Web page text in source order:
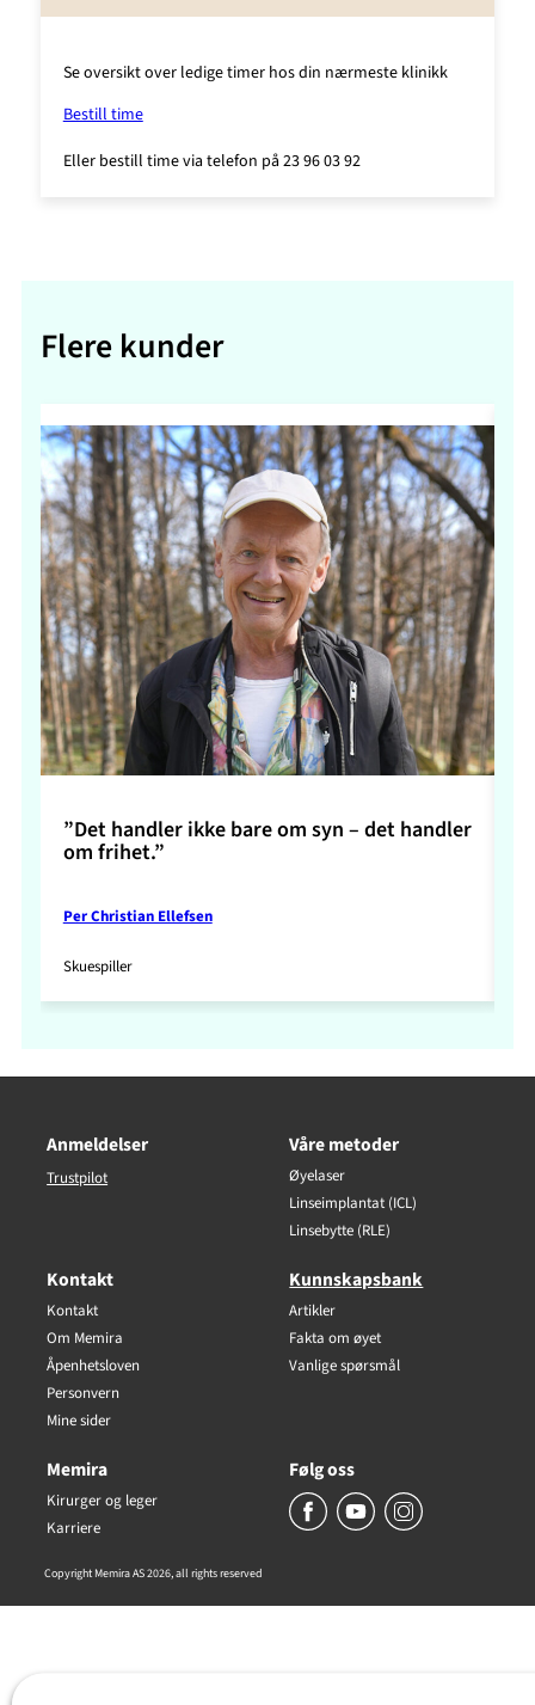
Se oversikt over ledige timer hos din nærmeste klinikk
Bestill time
Eller bestill time via telefon på 23 96 03 92
Flere kunder
”Det handler ikke bare om syn – det handler
om frihet.”
Per Christian Ellefsen
Skuespiller
Anmeldelser
Trustpilot
Våre metoder
Øyelaser
Linseimplantat (ICL)
Linsebytte (RLE)
Kontakt
Kontakt
Om Memira
Åpenhetsloven
Personvern
Mine sider
Kunnskapsbank
Artikler
Fakta om øyet
Vanlige spørsmål
Memira
Kirurger og leger
Karriere
Følg oss
Copyright Memira AS 2026, all rights reserved